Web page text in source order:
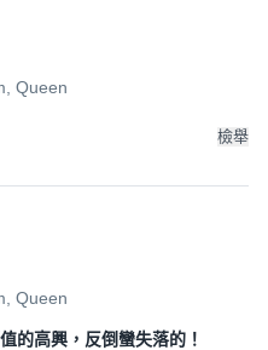
Queen
檢舉
Queen
的高興，反倒蠻失落的！